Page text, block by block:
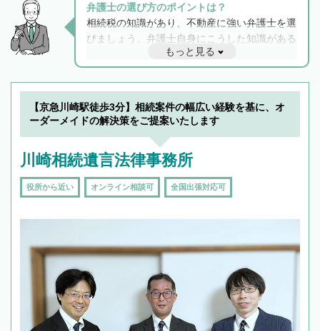
弁護士の選び方のポイントは？
相続税の知識があり、不動産に強い弁護士を選
びましょう。弁護士自身にこうした知識がある
と他士業との連携もスムーズに進み、トラブル
解決のみならず相続をトータルで任せることが
できます。また、相続は感情がからむ分野なの
でフィーリングも重要です。実際に電話や面談
で複数の弁護士と会話をしてウマが合う方に依
もっと見る
【京急川崎駅徒歩3分】相続案件の幅広い経験を基に、オ
ーダーメイドの解決策をご提案いたします
川崎相続遺言法律事務所
役所から近い オンライン相談可 全国出張対応可